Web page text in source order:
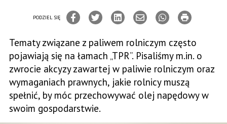
PODZIEL SIĘ
Tematy związane z paliwem rolniczym często
pojawiają się na łamach „TPR”. Pisaliśmy m.in. o
zwrocie akcyzy zawartej w paliwie rolniczym oraz
wymaganiach prawnych, jakie rolnicy muszą
spełnić, by móc przechowywać olej napędowy w
swoim gospodarstwie.